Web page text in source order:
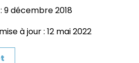
9 décembre 2018
à jour : 12 mai 2022